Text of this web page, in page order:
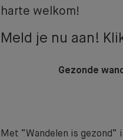
harte welkom!
Meld je nu aan!
Gezonde
Met “Wandelen is